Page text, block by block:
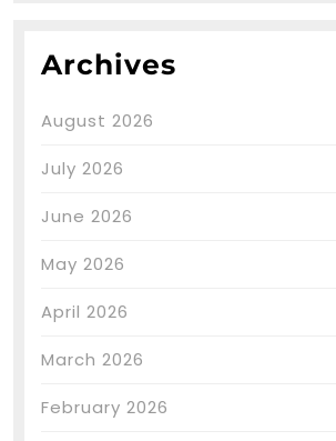
Archives
August 2026
July 2026
June 2026
May 2026
April 2026
March 2026
February 2026